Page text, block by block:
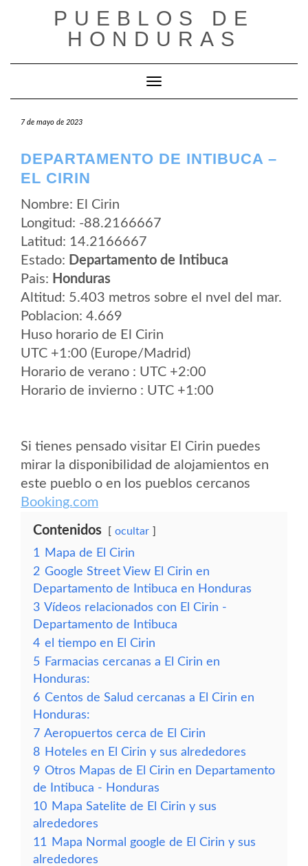
PUEBLOS DE
HONDURAS
Cambiar modo de navegación
7 de mayo de 2023
DEPARTAMENTO DE INTIBUCA –
EL CIRIN
Nombre: El Cirin
Longitud: -88.2166667
Latitud: 14.2166667
Estado: Departamento de Intibuca
Pais: Honduras
Altitud: 5.403 metros sobre el nvel del mar.
Poblacion: 4.669
Huso horario de El Cirin
UTC +1:00 (Europe/Madrid)
Horario de verano : UTC +2:00
Horario de invierno : UTC +1:00
Si tienes pensado visitar El Cirin puedes
mirar la disponibilidad de alojamientos en
este pueblo o en los pueblos cercanos
Booking.com
Contenidos ocultar
1
Mapa de El Cirin
2 Google Street View El Cirin en
Departamento de Intibuca en Honduras
3 Vídeos relacionados con El Cirin -
Departamento de Intibuca
4 el tiempo en El Cirin
5 Farmacias cercanas a El Cirin en
Honduras:
6 Centos de Salud cercanas a El Cirin en
Honduras:
7 Aeropuertos cerca de El Cirin
8 Hoteles en El Cirin y sus alrededores
9 Otros Mapas de El Cirin en Departamento
de Intibuca - Honduras
10 Mapa Satelite de El Cirin y sus
alrededores
11
Mapa Normal google de El Cirin y sus
alrededores